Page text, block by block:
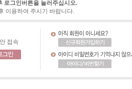
로그인버튼을 눌러주십시오.
이용하여 주시기 바랍니다.
접속